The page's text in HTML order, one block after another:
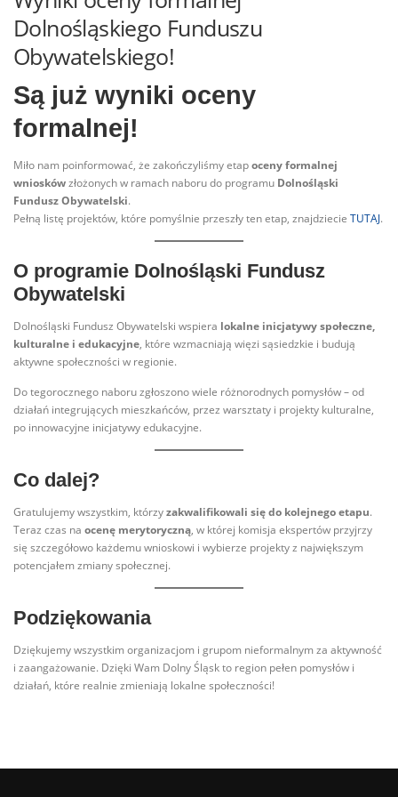
Dolnośląskiego Funduszu
Obywatelskiego!
Są już wyniki oceny
formalnej!
Miło nam poinformować, że zakończyliśmy etapoceny formalnej
wnioskówzłożonych w ramach naboru do programu Dolnośląski
Fundusz Obywatelski.
Pełną listę projektów, które pomyślnie przeszły ten etap, znajdziecie TUTAJ.
O programie Dolnośląski Fundusz
Obywatelski
Dolnośląski Fundusz Obywatelski wspiera lokalne inicjatywy społeczne,
kulturalne i edukacyjne, które wzmacniają więzi sąsiedzkie i budują
aktywne społeczności w regionie.
Do tegorocznego naboru zgłoszono wiele różnorodnych pomysłów – od
działań integrujących mieszkańców, przez warsztaty i projekty kulturalne,
po innowacyjne inicjatywy edukacyjne.
Co dalej?
Gratulujemy wszystkim, którzyzakwalifikowali się do kolejnego etapu.
Teraz czas na ocenę merytoryczną, w której komisja ekspertów przyjrzy
się szczegółowo każdemu wnioskowi i wybierze projekty z największym
potencjałem zmiany społecznej.
Podziękowania
Dziękujemy wszystkim organizacjom i grupom nieformalnym za aktywność
i zaangażowanie. Dzięki Wam Dolny Śląsk to region pełen pomysłów i
działań, które realnie zmieniają lokalne społeczności!